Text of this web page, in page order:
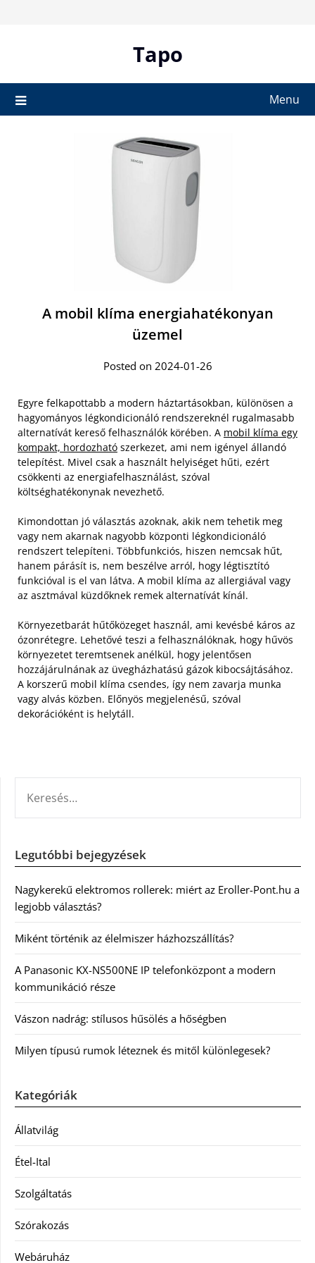
Tapo
Menu
A mobil klíma energiahatékonyan
üzemel
Posted on 2024-01-26
Egyre felkapottabb a modern háztartásokban, különösen a
hagyományos légkondicionáló rendszereknél rugalmasabb
alternatívát kereső felhasználók körében. A mobil klíma egy
kompakt, hordozható szerkezet, ami nem igényel állandó
telepítést. Mivel csak a használt helyiséget hűti, ezért
csökkenti az energiafelhasználást, szóval
költséghatékonynak nevezhető.
Kimondottan jó választás azoknak, akik nem tehetik meg
vagy nem akarnak nagyobb központi légkondicionáló
rendszert telepíteni. Többfunkciós, hiszen nemcsak hűt,
hanem párásít is, nem beszélve arról, hogy légtisztító
funkcióval is el van látva. A mobil klíma az allergiával vagy
az asztmával küzdőknek remek alternatívát kínál.
Környezetbarát hűtőközeget használ, ami kevésbé káros az
ózonrétegre. Lehetővé teszi a felhasználóknak, hogy hűvös
környezetet teremtsenek anélkül, hogy jelentősen
hozzájárulnának az üvegházhatású gázok kibocsájtásához.
A korszerű mobil klíma csendes, így nem zavarja munka
vagy alvás közben. Előnyös megjelenésű, szóval
dekorációként is helytáll.
Legutóbbi bejegyzések
Nagykerekű elektromos rollerek: miért az Eroller-Pont.hu a
legjobb választás?
Miként történik az élelmiszer házhozszállítás?
A Panasonic KX-NS500NE IP telefonközpont a modern
kommunikáció része
Vászon nadrág: stílusos hűsölés a hőségben
Milyen típusú rumok léteznek és mitől különlegesek?
Kategóriák
Állatvilág
Étel-Ital
Szolgáltatás
Szórakozás
Webáruház